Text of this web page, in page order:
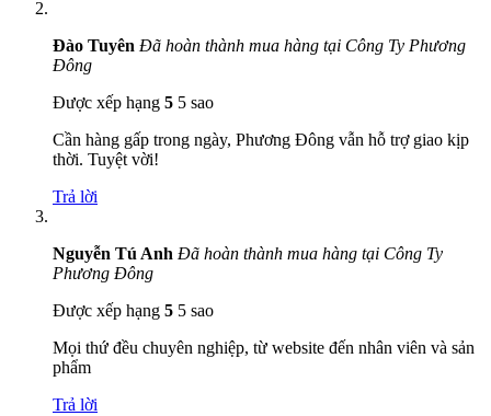
Đào Tuyên Đã hoàn thành mua hàng tại Công Ty Phương
Đông
Được xếp hạng 5 5 sao
Cần hàng gấp trong ngày, Phương Đông vẫn hỗ trợ giao kịp
thời. Tuyệt vời!
Trả lời
Nguyễn Tú Anh Đã hoàn thành mua hàng tại Công Ty
Phương Đông
Được xếp hạng 5 5 sao
Mọi thứ đều chuyên nghiệp, từ website đến nhân viên và sản
phẩm
Trả lời